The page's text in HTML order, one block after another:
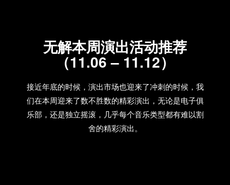
无解本周演出活动推荐
（11.06 – 11.12）
接近年底的时候，演出市场也迎来了冲刺的时候，我
们在本周迎来了数不胜数的精彩演出，无论是电子俱
乐部，还是独立摇滚，几乎每个音乐类型都有难以割
舍的精彩演出。